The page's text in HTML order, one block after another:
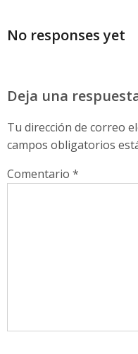
No responses yet
Deja una
Tu dirección de correo
campos obligatorios
Comentario *